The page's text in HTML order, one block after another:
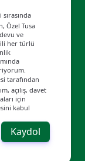
Özel Tusa
ve
her türlü
tarafından
açılış, davet
için
kabul
Kaydol